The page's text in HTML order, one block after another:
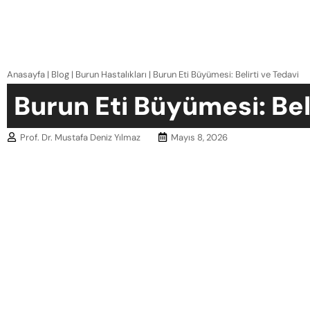
Anasayfa | Blog | Burun Hastalıkları | Burun Eti Büyümesi: Belirti ve Tedavi
Burun Eti Büyümesi:
Prof. Dr. Mustafa Deniz Yılmaz Mayıs 8, 2026